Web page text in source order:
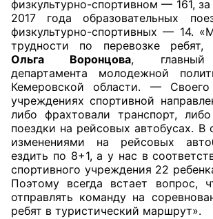
физкультурно-спортивном — 161,
2017 года образовательных
физкультурно-спортивных — 14.
трудности по перевозке
Ольга Воронцова, главный
департамента молодежной
Кемеровской области. —
учреждениях спортивной
либо фрахтовали транспорт,
поездки на рейсовых автобусах. В
изменениями на рейсовых
ездить по 8+1, а у нас в
спортивного учреждения 22
Поэтому всегда встает вопрос,
отправлять команду на
ребят в туристический маршрут».